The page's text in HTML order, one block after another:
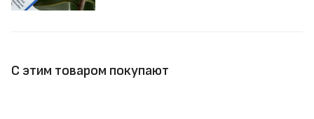
С этим товаром покупают